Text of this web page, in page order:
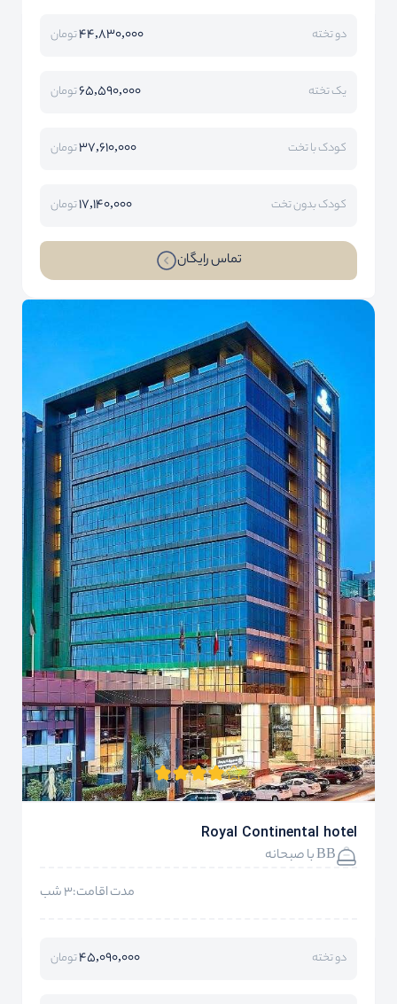
دو تخته 44,830,000تومان
یک تخته 65,590,000تومان
کودک با تخت 37,610,000تومان
کودک بدون تخت 17,140,000تومان
تماس رایگان
Royal Continental hotel
BB با صبحانه
مدت اقامت:3 شب
دو تخته 45,090,000تومان